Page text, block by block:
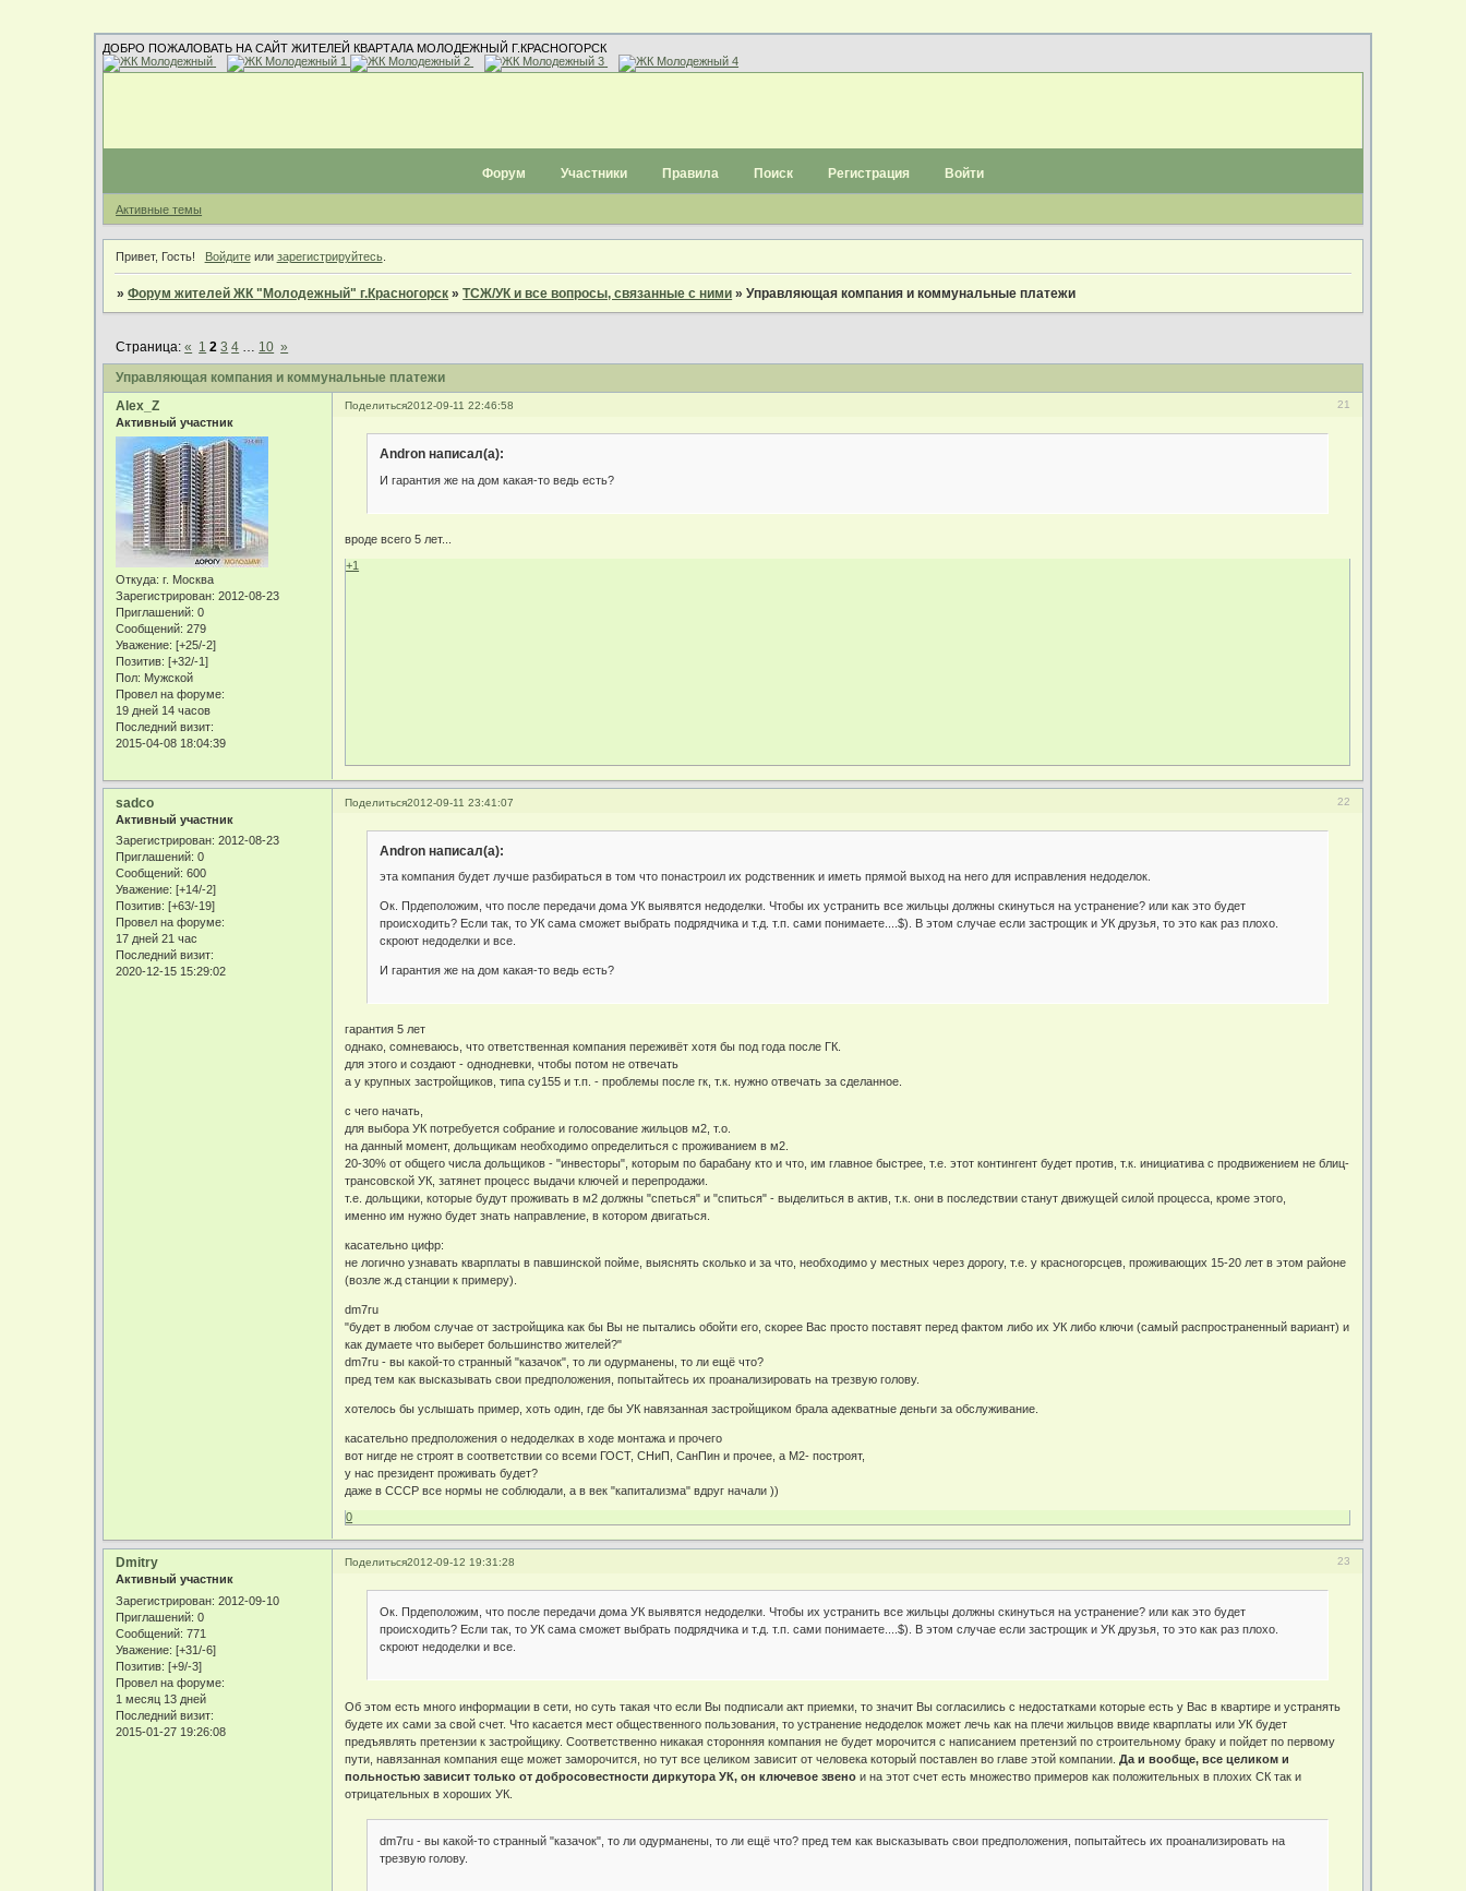
ДОБРО ПОЖАЛОВАТЬ НА САЙТ ЖИТЕЛЕЙ КВАРТАЛА МОЛОДЕЖНЫЙ Г.КРАСНОГОРСК
Форум Участники Правила Поиск Регистрация Войти
Активные темы
Привет, Гость! Войдитеили зарегистрируйтесь.
»Форум жителей ЖК "Молодежный" г.Красногорск »ТСЖ/УК и все вопросы, связанные с ними »Управляющая компания и коммунальные платежи
Управляющая компания и коммунальные платежи
Страница:« 1 2 3 4 10 »
Поделиться 21
2012-09-11 22:46:58
Alex_Z
Активный участник
Откуда: г. Москва
Зарегистрирован: 2012-08-23
Приглашений: 0
Сообщений: 279
Уважение: [+25/-2]
Позитив: [+32/-1]
Пол: Мужской
Провел на форуме:
19 дней 14 часов
Последний визит:
2015-04-08 18:04:39
Andron написал(а):
И гарантия же на дом какая-то ведь есть?
вроде всего 5 лет...
+1
Поделиться 22
2012-09-11 23:41:07
sadco
Активный участник
Зарегистрирован: 2012-08-23
Приглашений: 0
Сообщений: 600
Уважение: [+14/-2]
Позитив: [+63/-19]
Провел на форуме:
17 дней 21 час
Последний визит:
2020-12-15 15:29:02
Andron написал(а):
эта компания будет лучше разбираться в том что понастроил их родственник и иметь прямой выход на него для исправления недоделок.
Ок. Прдеположим, что после передачи дома УК выявятся недоделки. Чтобы их устранить все жильцы должны скинуться на устранение? или как это будет
происходить? Если так, то УК сама сможет выбрать подрядчика и т.д. т.п. сами понимаете....$). В этом случае если застрощик и УК друзья, то это как раз плохо.
скроют недоделки и все.
И гарантия же на дом какая-то ведь есть?
гарантия 5 лет
однако, сомневаюсь, что ответственная компания переживёт хотя бы под года после ГК.
для этого и создают - однодневки, чтобы потом не отвечать
а у крупных застройщиков, типа су155 и т.п. - проблемы после гк, т.к. нужно отвечать за сделанное.
с чего начать,
для выбора УК потребуется собрание и голосование жильцов м2, т.о.
на данный момент, дольщикам необходимо определиться с проживанием в м2.
20-30% от общего числа дольщиков - "инвесторы", которым по барабану кто и что, им главное быстрее, т.е. этот контингент будет против, т.к. инициатива с продвижением не блиц-
трансовской УК, затянет процесс выдачи ключей и перепродажи.
т.е. дольщики, которые будут проживать в м2 должны "спеться" и "спиться" - выделиться в актив, т.к. они в последствии станут движущей силой процесса, кроме этого,
именно им нужно будет знать направление, в котором двигаться.
касательно цифр:
не логично узнавать кварплаты в павшинской пойме, выяснять сколько и за что, необходимо у местных через дорогу, т.е. у красногорсцев, проживающих 15-20 лет в этом районе
(возле ж.д станции к примеру).
dm7ru
"будет в любом случае от застройщика как бы Вы не пытались обойти его, скорее Вас просто поставят перед фактом либо их УК либо ключи (самый распространенный вариант) и
как думаете что выберет большинство жителей?"
dm7ru - вы какой-то странный "казачок", то ли одурманены, то ли ещё что?
пред тем как высказывать свои предположения, попытайтесь их проанализировать на трезвую голову.
хотелось бы услышать пример, хоть один, где бы УК навязанная застройщиком брала адекватные деньги за обслуживание.
касательно предположения о недоделках в ходе монтажа и прочего
вот нигде не строят в соответствии со всеми ГОСТ, СНиП, СанПин и прочее, а М2- построят,
у нас президент проживать будет?
даже в СССР все нормы не соблюдали, а в век "капитализма" вдруг начали ))
0
Поделиться 23
2012-09-12 19:31:28
Dmitry
Активный участник
Зарегистрирован: 2012-09-10
Приглашений: 0
Сообщений: 771
Уважение: [+31/-6]
Позитив: [+9/-3]
Провел на форуме:
1 месяц 13 дней
Последний визит:
2015-01-27 19:26:08
Ок. Прдеположим, что после передачи дома УК выявятся недоделки. Чтобы их устранить все жильцы должны скинуться на устранение? или как это будет
происходить? Если так, то УК сама сможет выбрать подрядчика и т.д. т.п. сами понимаете....$). В этом случае если застрощик и УК друзья, то это как раз плохо.
скроют недоделки и все.
Об этом есть много информации в сети, но суть такая что если Вы подписали акт приемки, то значит Вы согласились с недостатками которые есть у Вас в квартире и устранять
будете их сами за свой счет. Что касается мест общественного пользования, то устранение недоделок может лечь как на плечи жильцов ввиде кварплаты или УК будет
предъявлять претензии к застройщику. Соответственно никакая сторонняя компания не будет морочится с написанием претензий по строительному браку и пойдет по первому
пути, навязанная компания еще может заморочится, но тут все целиком зависит от человека который поставлен во главе этой компании.Да и вообще, все целиком и
польностью зависит только от добросовестности диркутора УК, он ключевое звено и на этот счет есть множество примеров как положительных в плохих СК так и
отрицательных в хороших УК.
dm7ru - вы какой-то странный "казачок", то ли одурманены, то ли ещё что? пред тем как высказывать свои предположения, попытайтесь их проанализировать на
трезвую голову.